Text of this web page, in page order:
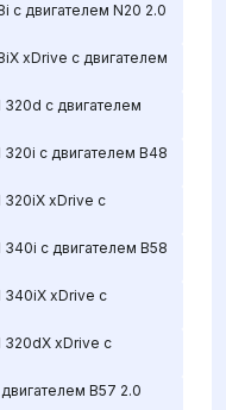
с двигателем N20 2.0
xDrive с двигателем
320d с двигателем
320i с двигателем B48
320iX xDrive с
340i с двигателем B58
340iX xDrive с
320dX xDrive с
B57 2.0